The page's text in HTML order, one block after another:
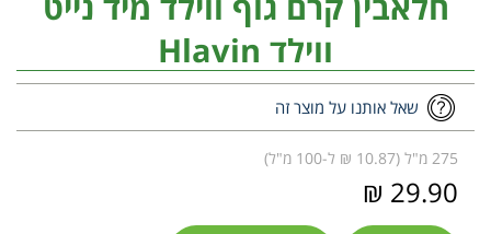
ווילד Hlavin
שאל אותנו על מוצר זה
275 מ"ל (10.87 ₪ ל-100 מ"ל)
29.90 ₪